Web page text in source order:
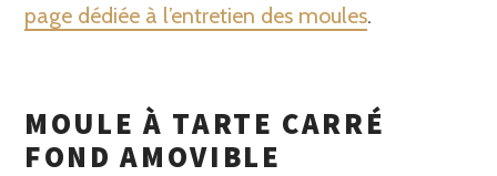
page dédiée à l’entretien des moules.
MOULE À TARTE CARRÉ
FOND AMOVIBLE